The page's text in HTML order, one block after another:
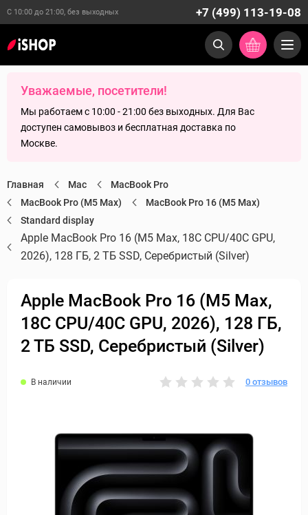
С 10:00 до 21:00, без выходных +7 (499) 113-19-08
Уважаемые, посетители!
Мы работаем с 10:00 - 21:00 без выходных. Для Вас
доступен самовывоз и бесплатная доставка по
Москве.
Главная Mac
MacBook Pro
MacBook Pro (M5 Max)
MacBook Pro 16 (M5 Max)
Standard display
Apple MacBook Pro 16 (M5 Max, 18C CPU/40C GPU,
2026), 128 ГБ, 2 ТБ SSD, Серебристый (Silver)
Apple MacBook Pro 16 (M5 Max,
18C CPU/40C GPU, 2026), 128 ГБ,
2 ТБ SSD, Серебристый (Silver)
В наличии 0 отзывов